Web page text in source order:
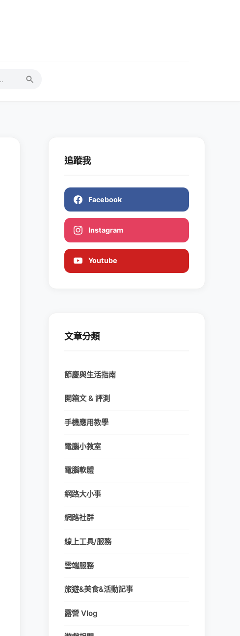
追蹤我
Facebook
Instagram
Youtube
文章分類
節慶與生活指南
開箱文 & 評測
手機應用教學
電腦小教室
電腦軟體
網路大小事
網路社群
線上工具/服務
雲端服務
旅遊&美食&活動記事
露營 Vlog